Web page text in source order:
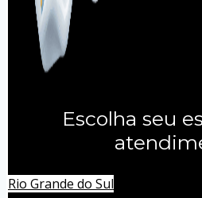
Escolha seu
Rio Grande do Sul